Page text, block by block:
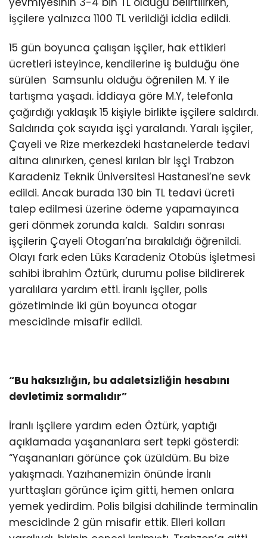
işçilere yalnızca 1100 TL verildiği iddia edildi.
15 gün boyunca çalışan işçiler, hak ettikleri
ücretleri isteyince, kendilerine iş bulduğu öne
sürülen Samsunlu olduğu öğrenilen M. Y ile
tartışma yaşadı. İddiaya göre M.Y, telefonla
çağırdığı yaklaşık 15 kişiyle birlikte işçilere saldırdı.
Saldırıda çok sayıda işçi yaralandı. Yaralı işçiler,
Çayeli ve Rize merkezdeki hastanelerde tedavi
altına alınırken, çenesi kırılan bir işçi Trabzon
Karadeniz Teknik Üniversitesi Hastanesi’ne sevk
edildi. Ancak burada 130 bin TL tedavi ücreti
talep edilmesi üzerine ödeme yapamayınca
geri dönmek zorunda kaldı. Saldırı sonrası
işçilerin Çayeli Otogarı’na bırakıldığı öğrenildi.
Olayı fark eden Lüks Karadeniz Otobüs İşletmesi
sahibi İbrahim Öztürk, durumu polise bildirerek
yaralılara yardım etti. İranlı işçiler, polis
gözetiminde iki gün boyunca otogar
mescidinde misafir edildi.
“Bu haksızlığın, bu adaletsizliğin hesabını
devletimiz sormalıdır”
İranlı işçilere yardım eden Öztürk, yaptığı
açıklamada yaşananlara sert tepki gösterdi:
“Yaşananları görünce çok üzüldüm. Bu bize
yakışmadı. Yazıhanemizin önünde İranlı
yurttaşları görünce içim gitti, hemen onlara
yemek yedirdim. Polis bilgisi dahilinde terminalin
mescidinde 2 gün misafir ettik. Elleri kolları